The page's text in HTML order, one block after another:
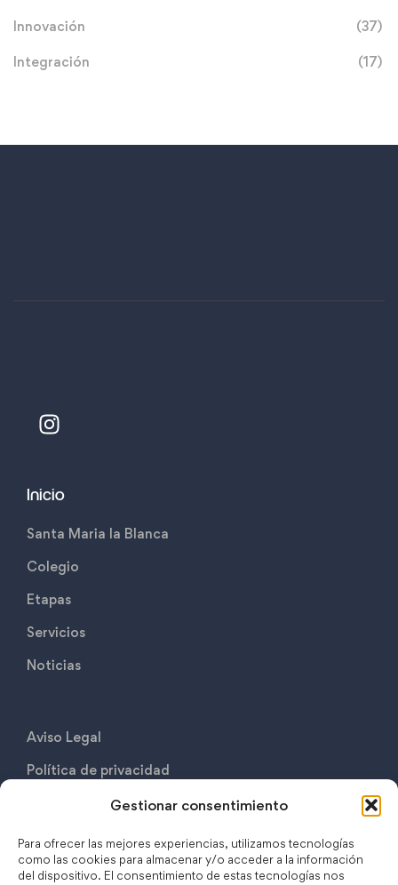
Gestionar consentimiento
Para ofrecer las mejores experiencias, utilizamos tecnologías
como las cookies para almacenar y/o acceder a la información
del dispositivo. El consentimiento de estas tecnologías nos
Innovación (37)
Integración (17)
Inicio
Santa Maria la Blanca
Colegio
Etapas
Servicios
Noticias
Aviso Legal
Política de privacidad
Politica de cookies
Contáctanos